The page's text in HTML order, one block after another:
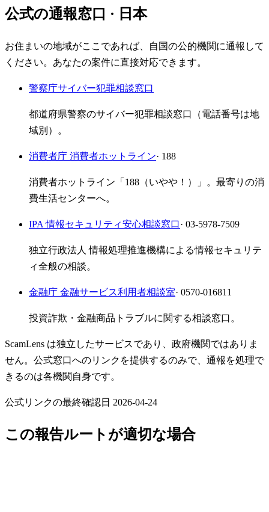
公式の通報窓口 · 日本
お住まいの地域がここであれば、自国の公的機関に通報して
ください。あなたの案件に直接対応できます。
警察庁サイバー犯罪相談窓口
都道府県警察のサイバー犯罪相談窓口（電話番号は地
域別）。
消費者庁 消費者ホットライン· 188
消費者ホットライン「188（いやや！）」。最寄りの消
費生活センターへ。
IPA 情報セキュリティ安心相談窓口· 03-5978-7509
独立行政法人 情報処理推進機構による情報セキュリテ
ィ全般の相談。
金融庁 金融サービス利用者相談室· 0570-016811
投資詐欺・金融商品トラブルに関する相談窓口。
ScamLens は独立したサービスであり、政府機関ではありま
せん。公式窓口へのリンクを提供するのみで、通報を処理で
きるのは各機関自身です。
公式リンクの最終確認日 2026-04-24
この報告ルートが適切な場合